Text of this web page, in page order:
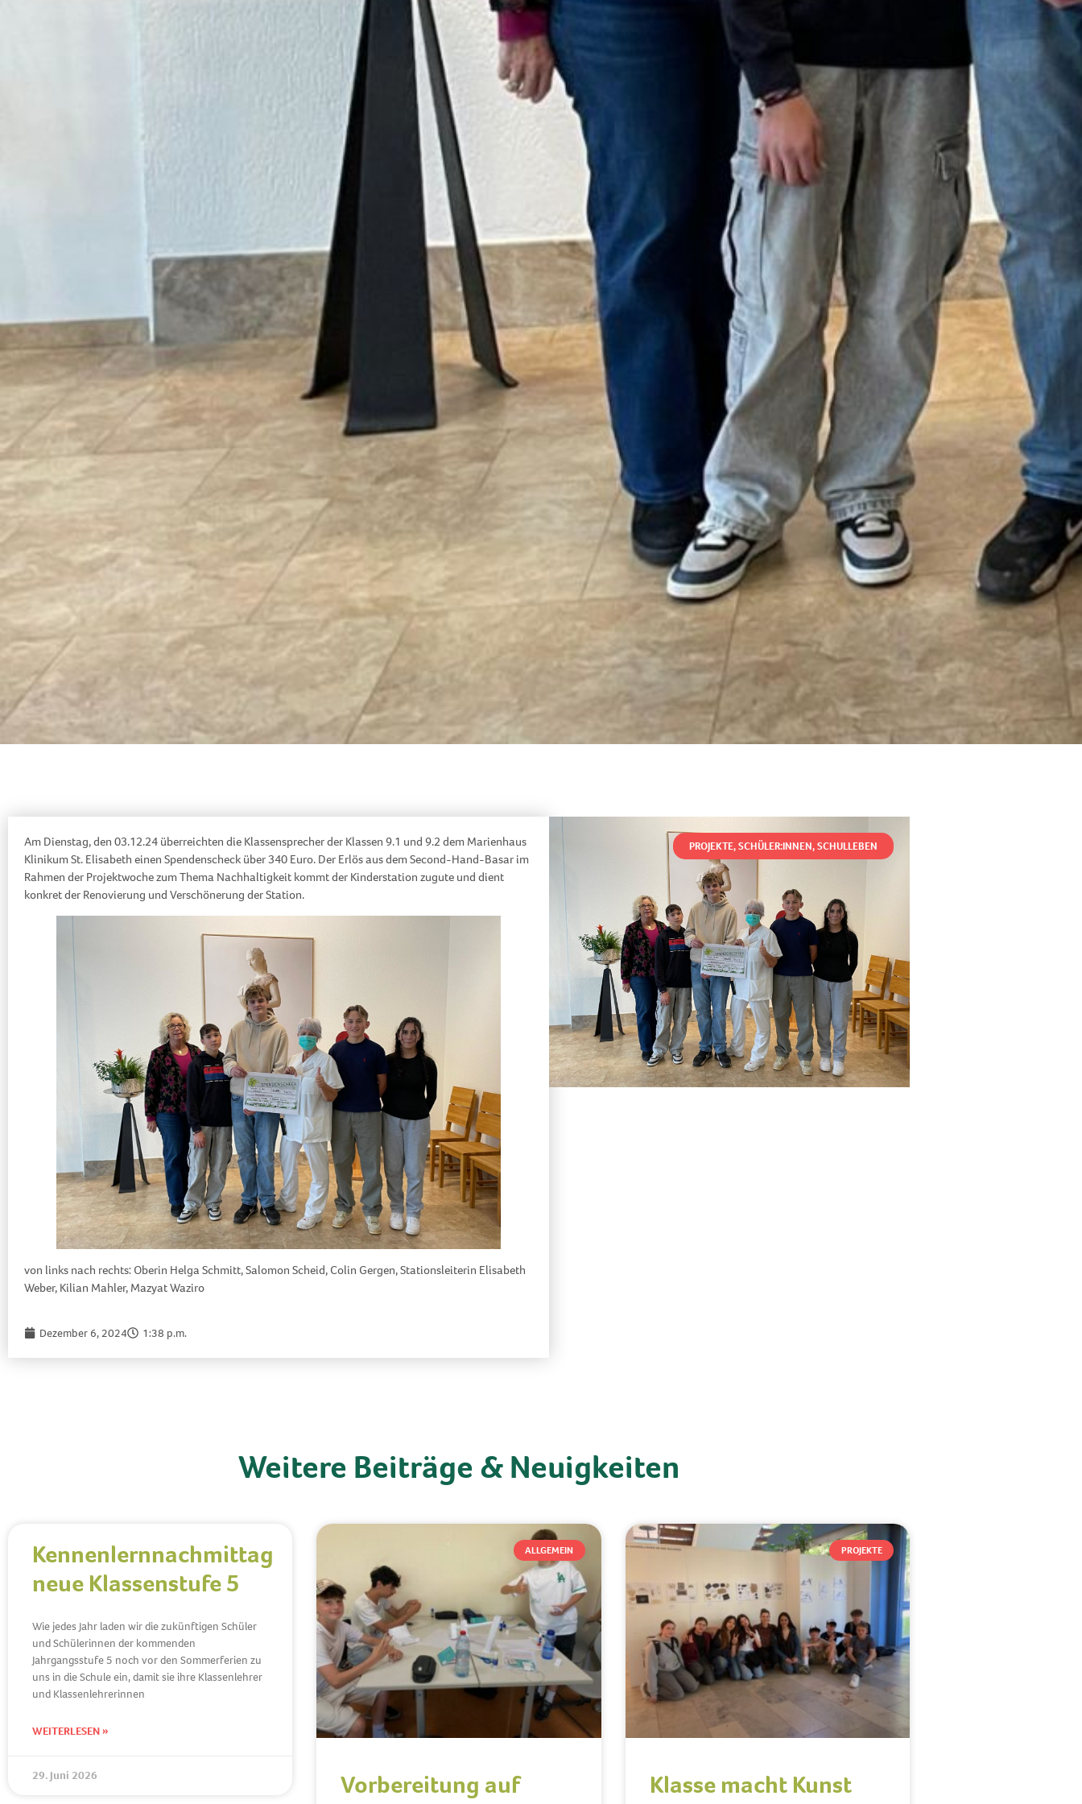
Am Dienstag, den 03.12.24 überreichten die Klassensprecher der Klassen 9.1 und 9.2 dem Marienhaus
Klinikum St. Elisabeth einen Spendenscheck über 340 Euro. Der Erlös aus dem Second-Hand-Basar im
Rahmen der Projektwoche zum Thema Nachhaltigkeit kommt der Kinderstation zugute und dient
konkret der Renovierung und Verschönerung der Station.
von links nach rechts: Oberin Helga Schmitt, Salomon Scheid, Colin Gergen, Stationsleiterin Elisabeth
Weber, Kilian Mahler, Mazyat Waziro
Dezember 6, 2024 1:38 p.m.
PROJEKTE,SCHÜLER:INNEN,SCHULLEBEN
Weitere Beiträge & Neuigkeiten
Kennenlernnachmittag
neue Klassenstufe 5
Wie jedes Jahr laden wir die zukünftigen Schüler
und Schülerinnen der kommenden
Jahrgangsstufe 5 noch vor den Sommerferien zu
uns in die Schule ein, damit sie ihre Klassenlehrer
und Klassenlehrerinnen
WEITERLESEN »
29. Juni 2026
ALLGEMEIN
Vorbereitung auf
PROJEKTE
Klasse macht Kunst